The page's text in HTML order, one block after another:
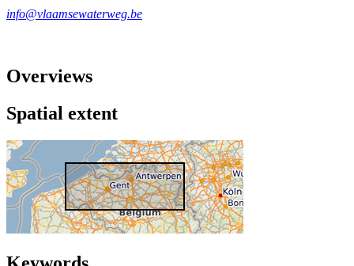
info@vlaamsewaterweg.be
Overviews
Spatial extent